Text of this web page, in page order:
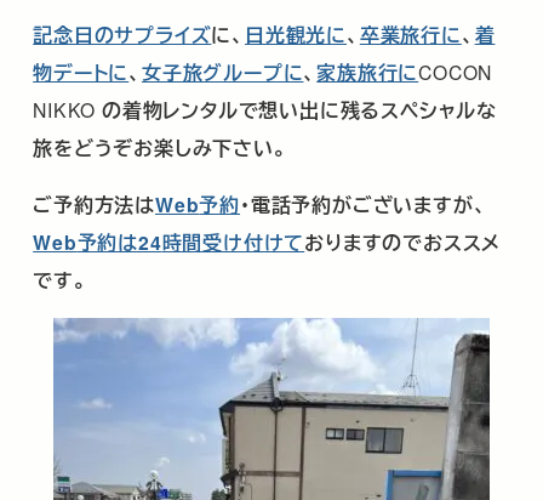
記念日のサプライズに、 日光観光に、 卒業旅行に、 着
物デートに、 女子旅グループに、家族旅行にCOCON
NIKKO の着物レンタルで想い出に残るスペシャルな
旅をどうぞお楽しみ下さい。
ご予約方法はWeb予約・電話予約がございますが、
Web予約は24時間受け付けておりますのでおススメ
です。